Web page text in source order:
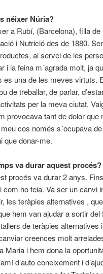
néixer Núria?
a Rubí, (Barcelona), filla
i Nutrició des de 1880.
al servei de les
i la feina m´agrada molt, ja
es una de les meves virtuts.
de treballar, de parlar,
per la meva ciutat.
provocava tant de dolor
cos només s´ocupava
que donar-me.
va durar aquest procés?
procés va durar 2 anys.
com ho feia. Va ser un canvi
les teràpies alternatives ,
hem van ajudar a sortir
de teràpies alternatives
creences molt
Maria i hem dona la
d’auto coneixement i